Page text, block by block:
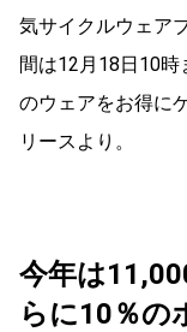
気サイクルウェア
間は12月18日10
のウェアをお得に
リースより。
今年は
らに10％の